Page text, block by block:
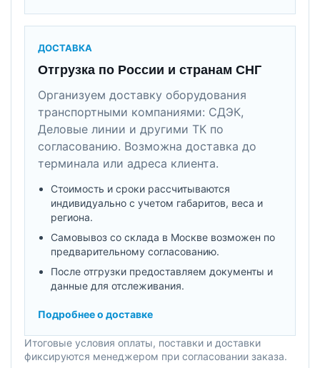
ДОСТАВКА
Отгрузка по России и странам СНГ
Организуем доставку оборудования
транспортными компаниями: СДЭК,
Деловые линии и другими ТК по
согласованию. Возможна доставка до
терминала или адреса клиента.
Стоимость и сроки рассчитываются
индивидуально с учетом габаритов, веса и
региона.
Самовывоз со склада в Москве возможен по
предварительному согласованию.
После отгрузки предоставляем документы и
данные для отслеживания.
Подробнее о доставке
Итоговые условия оплаты, поставки и доставки
фиксируются менеджером при согласовании заказа.